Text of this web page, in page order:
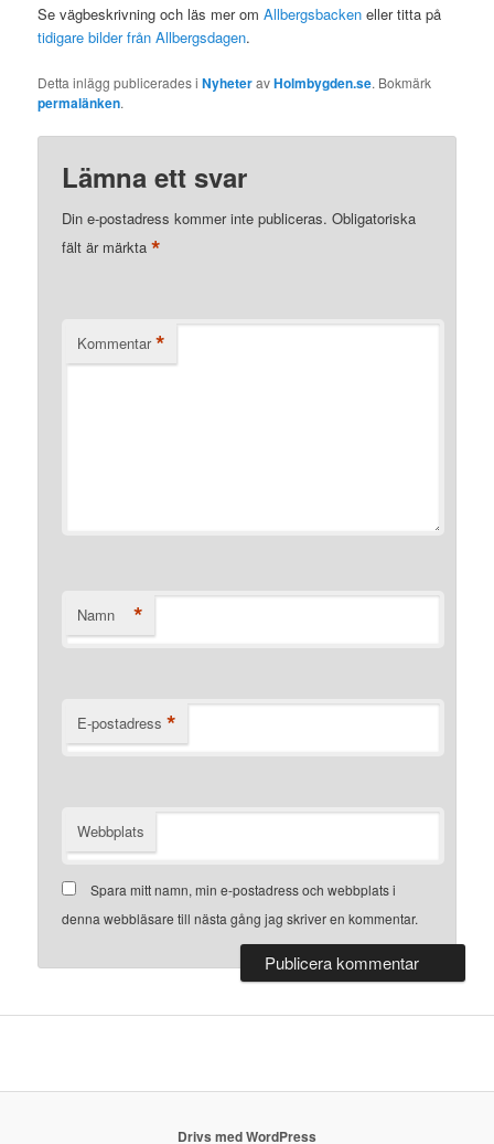
Se vägbeskrivning och läs mer omAllbergsbackeneller titta på
tidigare bilder från Allbergsdagen.
Detta inlägg publicerades iNyheteravHolmbygden.se. Bokmärk
permalänken.
Lämna ett svar
Din e-postadress kommer inte publiceras. Obligatoriska
fält är märkta*
Kommentar *
Namn *
E-postadress *
Webbplats
Spara mitt namn, min e-postadress och webbplats i
denna webbläsare till nästa gång jag skriver en kommentar.
Drivs med WordPress